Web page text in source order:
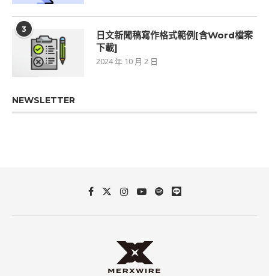
3
日文新聞稿寫作格式範例[含Word檔案
下載]
2024 年 10 月 2 日
NEWSLETTER